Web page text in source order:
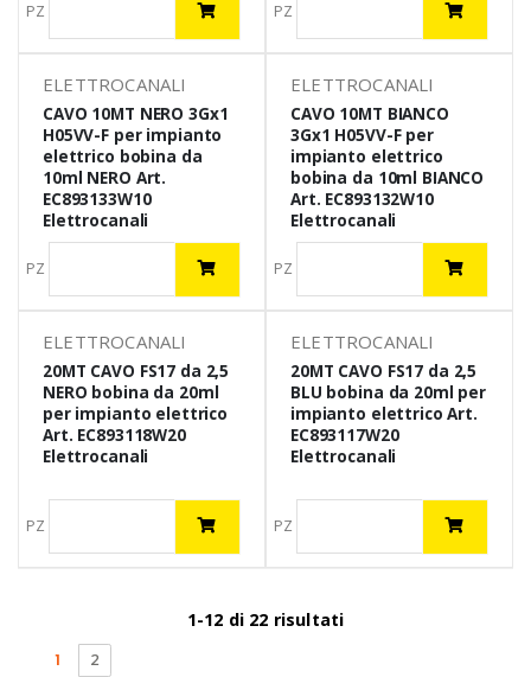
PZ PZ
ELETTROCANALI
CAVO 10MT NERO 3Gx1
H05VV-F per impianto
elettrico bobina da
10ml NERO Art.
EC893133W10
Elettrocanali
PZ
ELETTROCANALI
CAVO 10MT BIANCO
3Gx1 H05VV-F per
impianto elettrico
bobina da 10ml BIANCO
Art. EC893132W10
Elettrocanali
PZ
ELETTROCANALI
20MT CAVO FS17 da 2,5
NERO bobina da 20ml
per impianto elettrico
Art. EC893118W20
Elettrocanali
PZ
ELETTROCANALI
20MT CAVO FS17 da 2,5
BLU bobina da 20ml per
impianto elettrico Art.
EC893117W20
Elettrocanali
PZ
1-12 di 22 risultati
1 (current)
2